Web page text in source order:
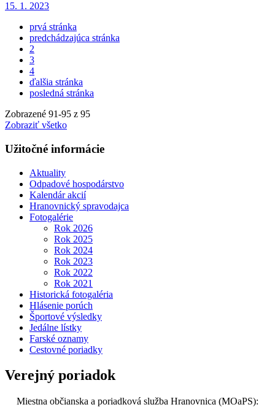
15. 1. 2023
prvá stránka
predchádzajúca stránka
2
3
4
ďalšia stránka
posledná stránka
Zobrazené 91-95 z 95
Zobraziť všetko
Užitočné informácie
Aktuality
Odpadové hospodárstvo
Kalendár akcií
Hranovnický spravodajca
Fotogalérie
Rok 2026
Rok 2025
Rok 2024
Rok 2023
Rok 2022
Rok 2021
Historická fotogaléria
Hlásenie porúch
Športové výsledky
Jedálne lístky
Farské oznamy
Cestovné poriadky
Verejný poriadok
Miestna občianska a poriadková služba Hranovnica (MOaPS):